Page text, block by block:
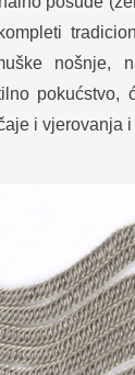
nošnje,
pokućstvo,
i vjerovanja i